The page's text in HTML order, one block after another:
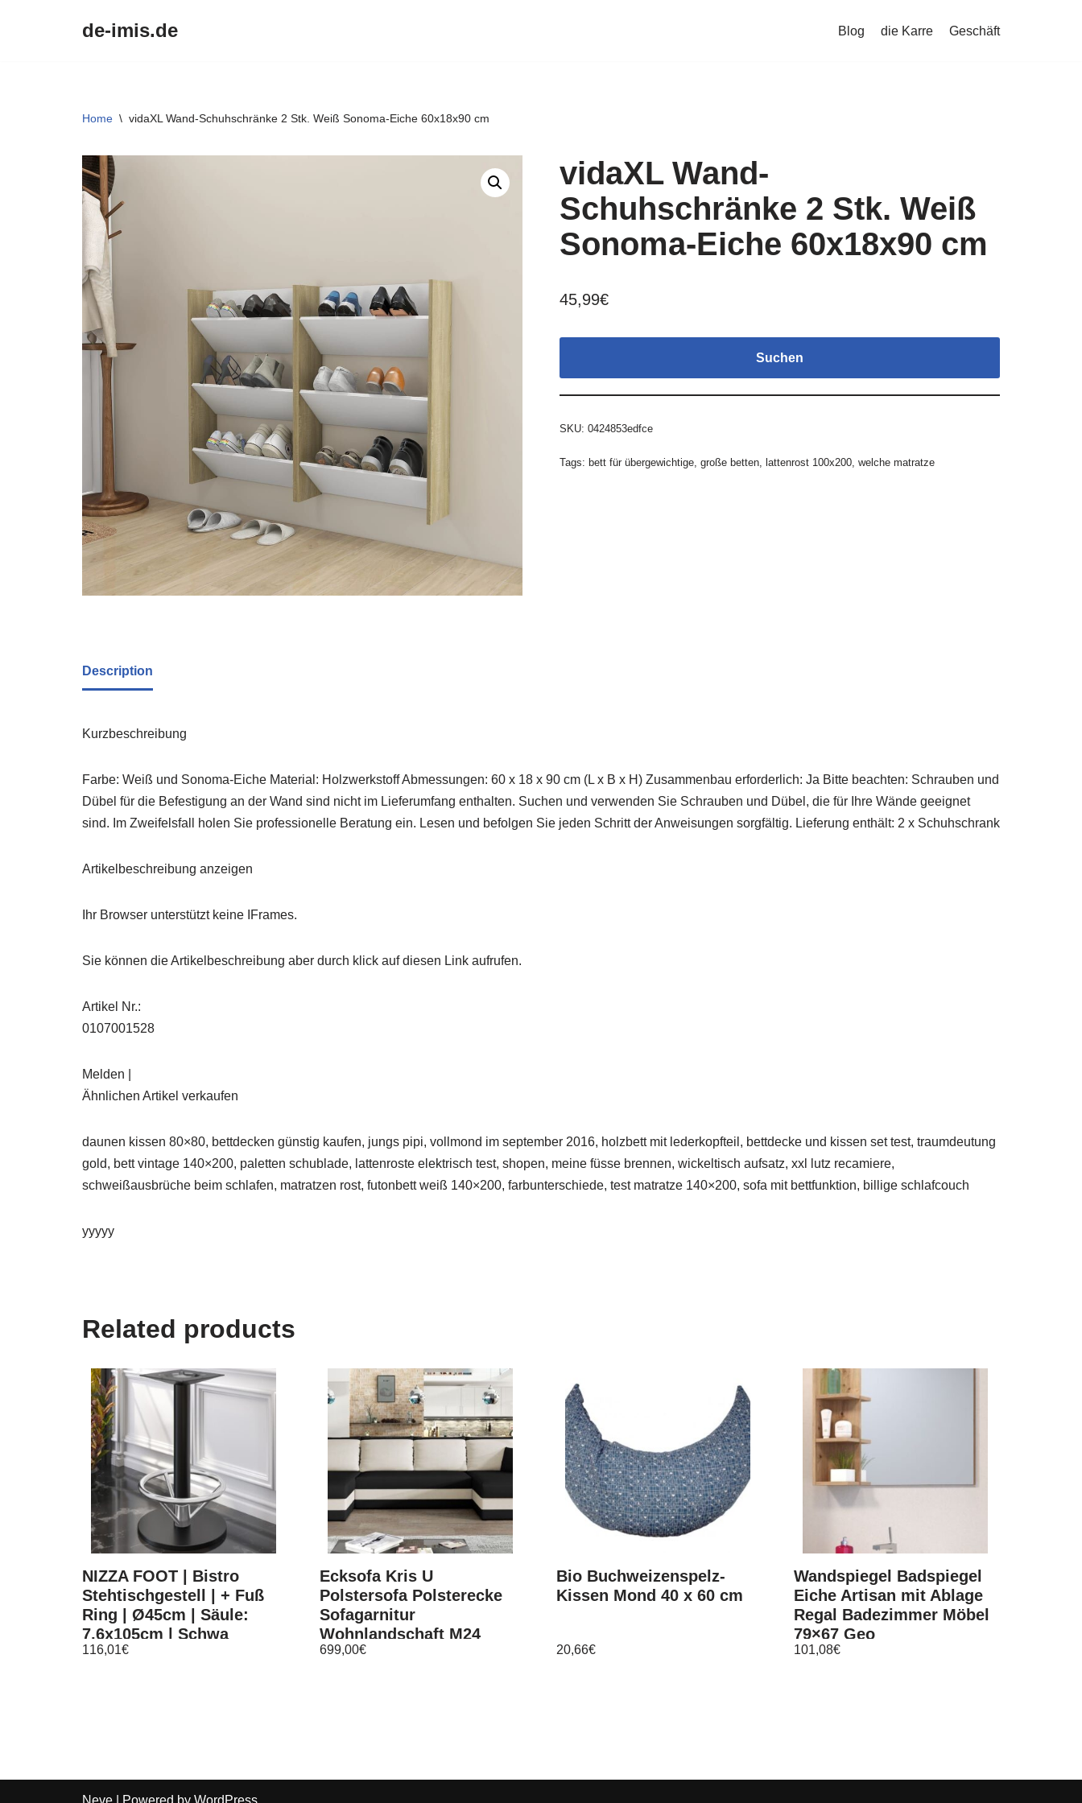
de-imis.de Blog die Karre Geschäft
Home \ vidaXL Wand-Schuhschränke 2 Stk. Weiß Sonoma-Eiche 60x18x90 cm
vidaXL Wand-
Schuhschränke 2 Stk. Weiß
Sonoma-Eiche 60x18x90 cm
45,99€
Suchen
SKU: 0424853edfce
Tags: bett für übergewichtige, große betten, lattenrost 100x200, welche matratze
Description
Kurzbeschreibung
Farbe: Weiß und Sonoma-Eiche Material: Holzwerkstoff Abmessungen: 60 x 18 x 90 cm (L x B x H) Zusammenbau erforderlich: Ja Bitte beachten: Schrauben und
Dübel für die Befestigung an der Wand sind nicht im Lieferumfang enthalten. Suchen und verwenden Sie Schrauben und Dübel, die für Ihre Wände geeignet
sind. Im Zweifelsfall holen Sie professionelle Beratung ein. Lesen und befolgen Sie jeden Schritt der Anweisungen sorgfältig. Lieferung enthält: 2 x Schuhschrank
Artikelbeschreibung anzeigen
Ihr Browser unterstützt keine IFrames.
Sie können die Artikelbeschreibung aber durch klick auf diesen Link aufrufen.
Artikel Nr.:
0107001528
Melden |
Ähnlichen Artikel verkaufen
daunen kissen 80×80, bettdecken günstig kaufen, jungs pipi, vollmond im september 2016, holzbett mit lederkopfteil, bettdecke und kissen set test, traumdeutung
gold, bett vintage 140×200, paletten schublade, lattenroste elektrisch test, shopen, meine füsse brennen, wickeltisch aufsatz, xxl lutz recamiere,
schweißausbrüche beim schlafen, matratzen rost, futonbett weiß 140×200, farbunterschiede, test matratze 140×200, sofa mit bettfunktion, billige schlafcouch
yyyyy
Related products
NIZZA FOOT | Bistro
Stehtischgestell | + Fuß
Ring | Ø45cm | Säule:
7,6x105cm | Schwa
116,01€
Ecksofa Kris U
Polstersofa Polsterecke
Sofagarnitur
Wohnlandschaft M24
699,00€
Bio Buchweizenspelz-
Kissen Mond 40 x 60 cm
20,66€
Wandspiegel Badspiegel
Eiche Artisan mit Ablage
Regal Badezimmer Möbel
79×67 Geo
101,08€